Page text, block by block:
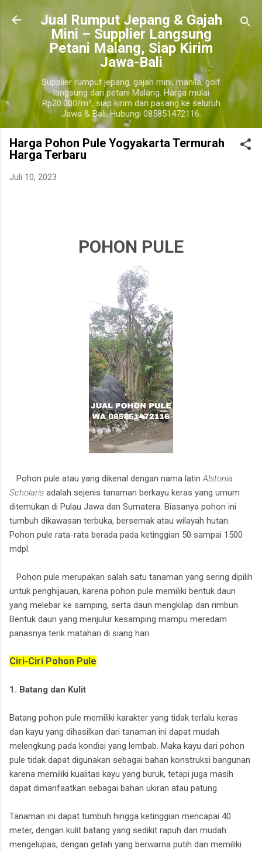
Langsung ke konten utama
​Jual Rumput Jepang & Gajah
Mini – Supplier Langsung
Petani Malang, Siap Kirim
Jawa-Bali
Supplier rumput jepang, gajah mini, manila, golf
langsung dari petani Malang. Harga mulai
Rp20.000/m², siap kirim dan pasang ke seluruh
Jawa & Bali. Hubungi 085851472116.
Harga Pohon Pule Yogyakarta Termurah
Harga Terbaru
Juli 10, 2023
POHON PULE
Pohon pule atau yang dikenal dengan nama latinAlstonia
Scholaris adalah sejenis tanaman berkayu keras yang umum
ditemukan di Pulau Jawa dan Sumatera. Biasanya pohon ini
tumbuh dikawasan terbuka, bersemak atau wilayah hutan.
Pohon pule rata-rata berada pada ketinggian 50 sampai 1500
mdpl.
Pohon pule merupakan salah satu tanaman yang sering dipilih
untuk penghijauan, karena pohon pule memiliki bentuk daun
yang melebar ke samping, serta daun mengkilap dan rimbun.
Bentuk daun yang menjulur kesamping mampu meredam
panasnya terik matahari di siang hari.
Ciri-Ciri Pohon Pule
1. Batang dan Kulit
Batang pohon pule memiliki karakter yang tidak terlalu keras
dan kayu yang dihasilkan dari tanaman ini dapat mudah
melengkung pada kondisi yang lembab. Maka kayu dari pohon
pule tidak dapat digunakan sebagai bahan konstruksi bangunan
karena memiliki kualitas kayu yang buruk, tetapi juga masih
dapat dimanfaatkan sebagai bahan ukiran atau patung.
Tanaman ini dapat tumbuh hingga ketinggian mencapai 40
meter, dengan kulit batang yang sedikit rapuh dan mudah
mengelupas, dengan getah yang berwarna putih dan memiliki